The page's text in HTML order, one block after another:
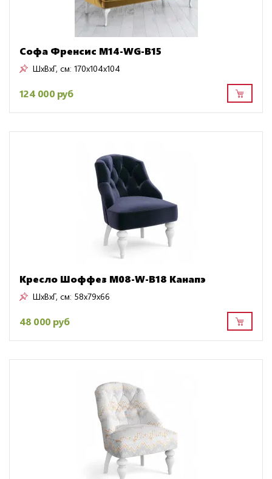
Софа Френсис M14-WG-B15
ШxВxГ, см: 170x104x104
124 000 руб
Кресло Шоффез M08-W-B18 Канапэ
ШxВxГ, см: 58x79x66
48 000 руб